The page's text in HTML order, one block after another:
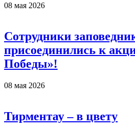
08 мая 2026
Сотрудники
присоединились к
Победы»!
08 мая 2026
Тирментау – в цвету